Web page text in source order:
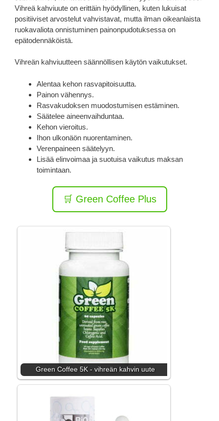
Vihreä kahviuute on erittäin hyödyllinen, kuten lukuisat
positiiviset arvostelut vahvistavat, mutta ilman oikeanlaista
ruokavaliota onnistuminen painonpudotuksessa on
epätodennäköistä.
Vihreän kahviuutteen säännöllisen käytön vaikutukset.
Alentaa kehon rasvapitoisuutta.
Painon vähennys.
Rasvakudoksen muodostumisen estäminen.
Säätelee aineenvaihduntaa.
Kehon vieroitus.
Ihon ulkonäön nuorentaminen.
Verenpaineen säätelyyn.
Lisää elinvoimaa ja suotuisa vaikutus maksan
toimintaan.
🛒 Green Coffee Plus
Green Coffee 5K - vihreän kahvin uute